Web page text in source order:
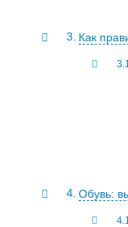
Как
Обувь: